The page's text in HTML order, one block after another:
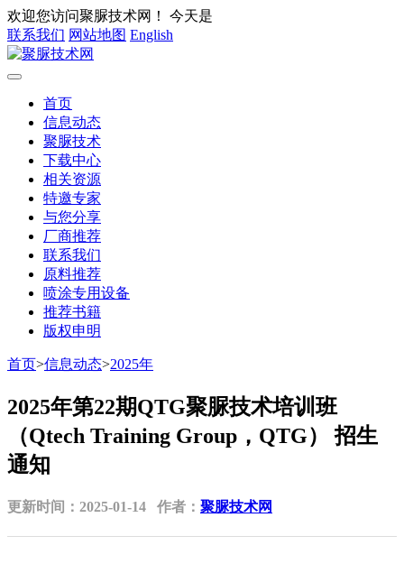
欢迎您访问聚脲技术网！ 今天是
联系我们 网站地图 English
首页
信息动态
聚脲技术
下载中心
相关资源
特邀专家
与您分享
厂商推荐
联系我们
原料推荐
喷涂专用设备
推荐书籍
版权申明
首页>信息动态>2025年
2025年第22期QTG聚脲技术培训班
（Qtech Training Group，QTG） 招生
通知
更新时间：2025-01-14 作者： 聚脲技术网